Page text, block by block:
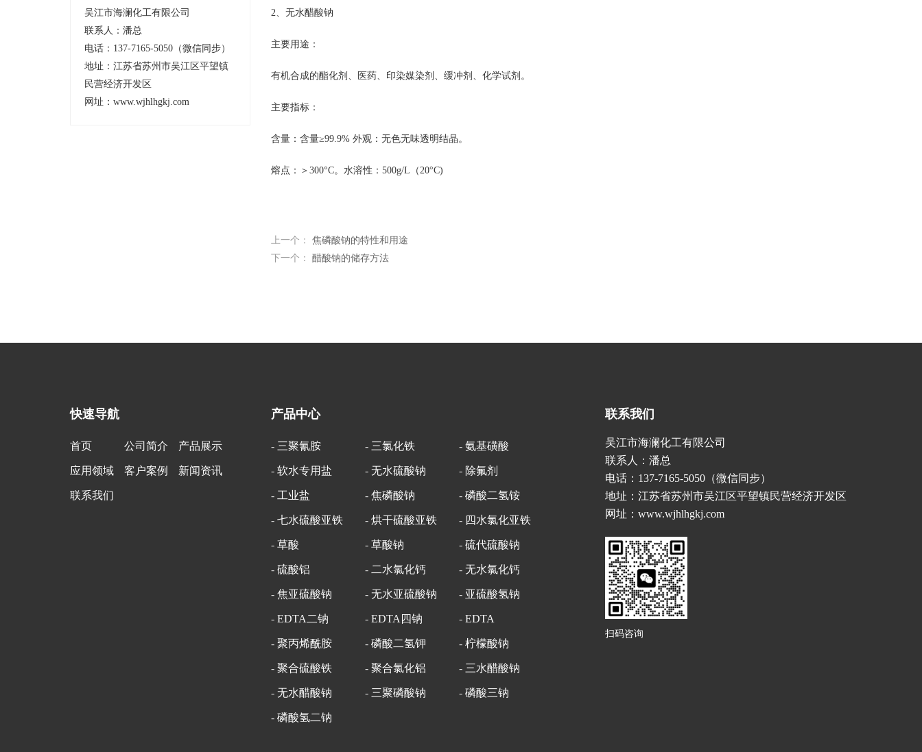
吴江市海澜化工有限公司
联系人：潘总
电话：137-7165-5050（微信同步）
地址：江苏省苏州市吴江区平望镇
民营经济开发区
网址：www.wjhlhgkj.com
2、无水醋酸钠
主要用途：
有机合成的酯化剂、医药、印染媒染剂、缓冲剂、化学试剂。
主要指标：
含量：含量≥99.9% 外观：无色无味透明结晶。
熔点：＞300°C。水溶性：500g/L（20°C)
上一个： 焦磷酸钠的特性和用途
下一个： 醋酸钠的储存方法
快速导航
首页 公司简介 产品展示
应用领域 客户案例 新闻资讯
联系我们
产品中心
- 三聚氰胺 - 三氯化铁 - 氨基磺酸
- 软水专用盐 - 无水硫酸钠 - 除氟剂
- 工业盐 - 焦磷酸钠 - 磷酸二氢铵
- 七水硫酸亚铁 - 烘干硫酸亚铁 - 四水氯化亚铁
- 草酸 - 草酸钠 - 硫代硫酸钠
- 硫酸铝 - 二水氯化钙 - 无水氯化钙
- 焦亚硫酸钠 - 无水亚硫酸钠 - 亚硫酸氢钠
- EDTA二钠 - EDTA四钠 - EDTA
- 聚丙烯酰胺 - 磷酸二氢钾 - 柠檬酸钠
- 聚合硫酸铁 - 聚合氯化铝 - 三水醋酸钠
- 无水醋酸钠 - 三聚磷酸钠 - 磷酸三钠
- 磷酸氢二钠
联系我们
吴江市海澜化工有限公司
联系人：潘总
电话：137-7165-5050（微信同步）
地址：江苏省苏州市吴江区平望镇民营经济开发区
网址：www.wjhlhgkj.com
扫码咨询